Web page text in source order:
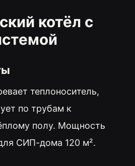
котёл с
теплоноситель,
по трубам к
полу. Мощность
СИП-дома 120 м².